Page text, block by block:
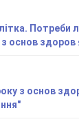
Потреби
основ здоров
з основ